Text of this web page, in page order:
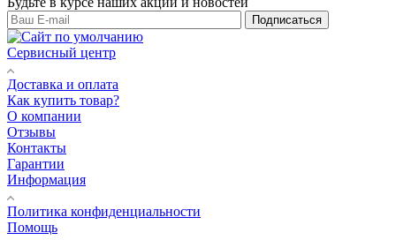
Подписаться
Сервисный центр
Доставка и оплата
Как купить товар?
О компании
Отзывы
Контакты
Гарантии
Информация
Политика конфиденциальности
Помощь